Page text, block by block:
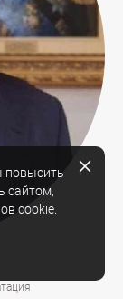
повысить
сайтом,
cookie.